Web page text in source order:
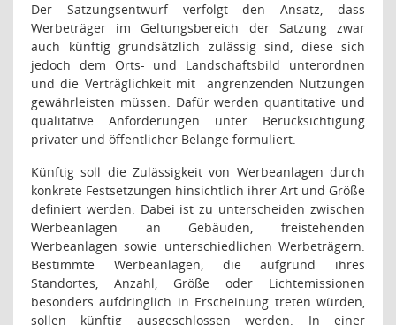
Der Satzungsentwurf verfolgt den Ansatz, dass
Werbeträger im Geltungsbereich der Satzung zwar
auch künftig grundsätzlich zulässig sind, diese sich
jedoch dem Orts- und Landschaftsbild unterordnen
und die Verträglichkeit mit
angrenzenden Nutzungen
gewährleisten müssen. Dafür werden quantitative und
qualitative Anforderungen unter Berücksichtigung
privater und öffentlicher Belange formuliert.
Künftig soll die Zulässigkeit von Werbeanlagen durch
konkrete Festsetzungen hinsichtlich ihrer Art und Größe
definiert werden. Dabei ist zu unterscheiden zwischen
Werbeanlagen an Gebäuden, freistehenden
Werbeanlagen sowie unterschiedlichen Werbeträgern.
Bestimmte Werbeanlagen, die aufgrund ihres
Standortes, Anzahl, Größe oder Lichtemissionen
besonders aufdringlich in Erscheinung treten würden,
sollen künftig ausgeschlossen werden. In einer